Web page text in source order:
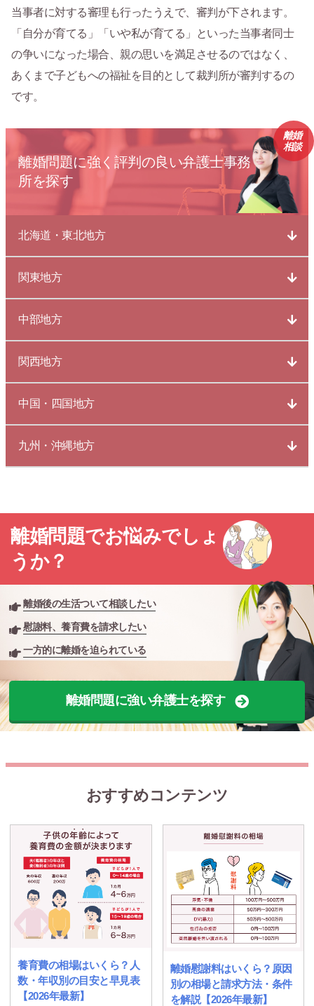
当事者に対する審理も行ったうえで、審判が下されます。
「自分が育てる」「いや私が育てる」といった当事者同士
の争いになった場合、親の思いを満足させるのではなく、
あくまで子どもへの福祉を目的として裁判所が審判するの
です。
離婚問題に強く評判の良い弁護士事務
所を探す
離婚
相談
北海道・東北地方
関東地方
中部地方
関西地方
中国・四国地方
九州・沖縄地方
離婚問題でお悩みでしょ
うか？
離婚後の生活ついて相談したい
慰謝料、養育費を請求したい
一方的に離婚を迫られている
離婚問題に強い弁護士を探す
おすすめコンテンツ
養育費の相場はいくら？人
数・年収別の目安と早見表
【2026年最新】
離婚慰謝料はいくら？原因
別の相場と請求方法・条件
を解説【2026年最新】